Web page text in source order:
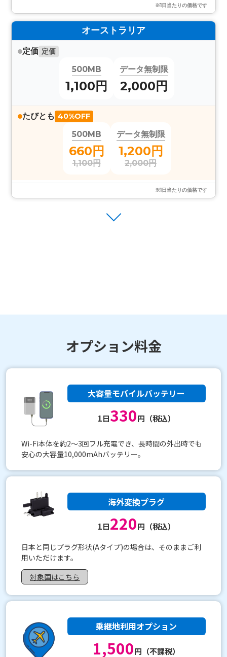
※1日当たりの価格です
オーストラリア
定価 定価
500MB
1,100円
データ無制限
2,000円
たびとも 40%OFF
500MB
660円
1,100円
データ無制限
1,200円
2,000円
※1日当たりの価格です
オプション料金
大容量モバイルバッテリー
1日330円（税込）
Wi-Fi本体を約2〜3回フル充電でき、長時間の外出時でも
安心の大容量10,000mAhバッテリー。
海外変換プラグ
1日220円（税込）
日本と同じプラグ形状(Aタイプ)の場合は、そのままご利
用いただけます。
対象国はこちら
乗継地利用オプション
1,500円（不課税）